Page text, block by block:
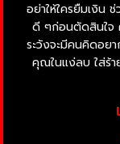
อย่าให้ใครยืมเงิน
ดี ๆก่อนตัดสินใจ
ระวังจะมีคนคิดอย
คุณในแง่ลบ ใส่ร้า